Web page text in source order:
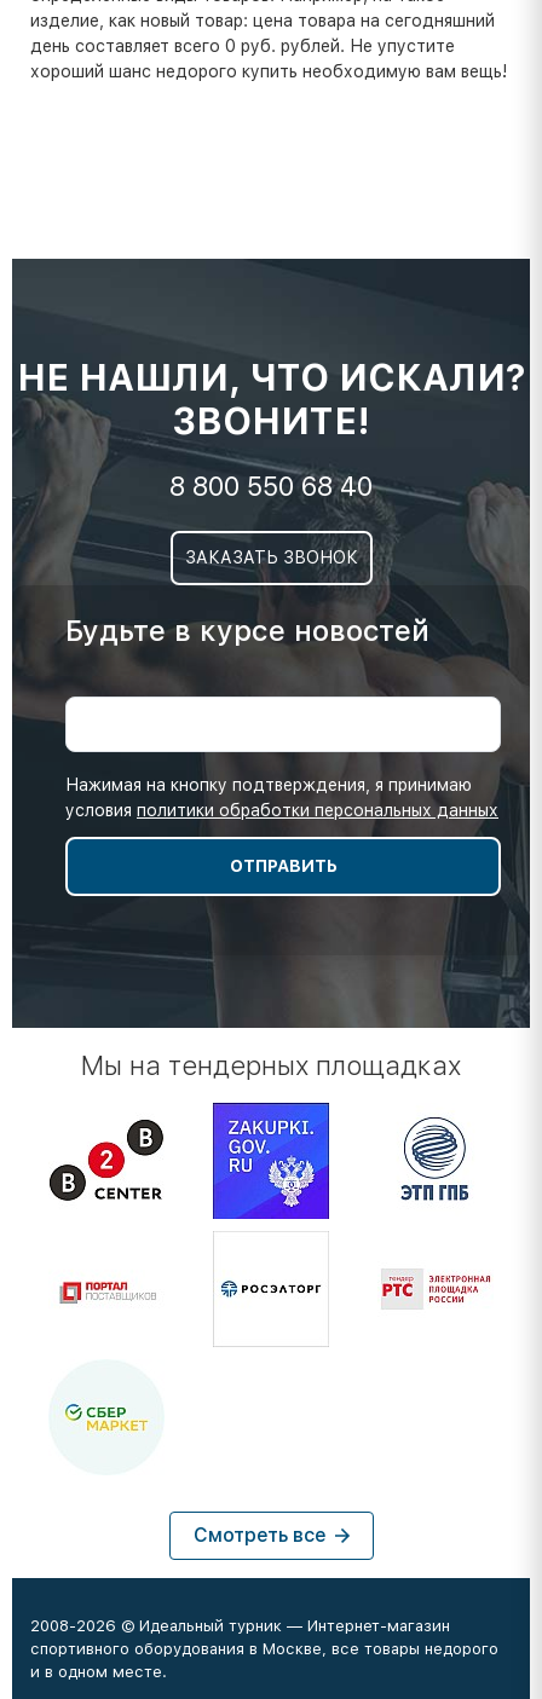
изделие, как новый товар: цена товара на сегодняшний
день составляет всего 0 руб. рублей. Не упустите
хороший шанс недорого купить необходимую вам вещь!
НЕ НАШЛИ, ЧТО ИСКАЛИ?
ЗВОНИТЕ!
8 800 550 68 40
ЗАКАЗАТЬ ЗВОНОК
Будьте в курсе новостей
Нажимая на кнопку подтверждения, я принимаю
условия политики обработки персональных данных
Мы на тендерных площадках
Смотреть все
2008-2026 © Идеальный турник — Интернет-магазин
спортивного оборудования в Москве, все товары недорого
и в одном месте.